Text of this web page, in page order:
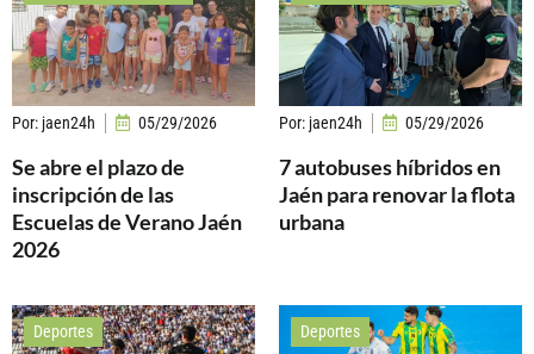
Por: jaen24h 05/29/2026
Se abre el plazo de
inscripción de las
Escuelas de Verano Jaén
2026
Por: jaen24h 05/29/2026
7 autobuses híbridos en
Jaén para renovar la flota
urbana
Deportes Deportes